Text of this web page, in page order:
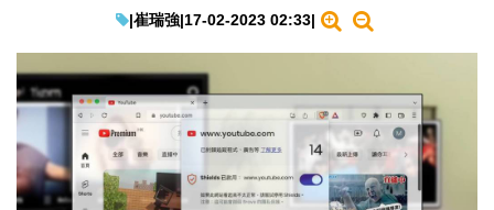
|崔瑞強|17-02-2023 02:33|